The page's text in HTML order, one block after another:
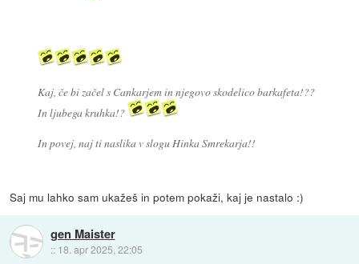
Kaj, če bi začel s Cankarjem in njegovo skodelico barkafeta!??
In ljubega kruhka!?
In povej, naj ti naslika v slogu Hinka Smrekarja!!
Saj mu lahko sam ukažeš in potem pokaži, kaj je nastalo :)
gen Maister
:: 18. apr 2025, 22:05